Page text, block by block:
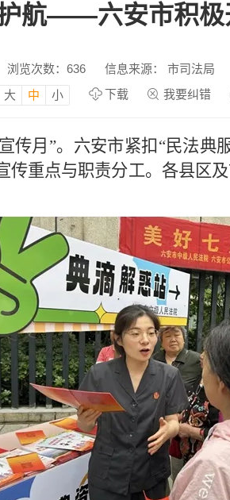
航——六安市积极
浏览次数： 636 信息来源： 市司法局
大 中 小 下载 我要纠错
传月”。六安市紧扣“民法
传重点与职责分工。各县区